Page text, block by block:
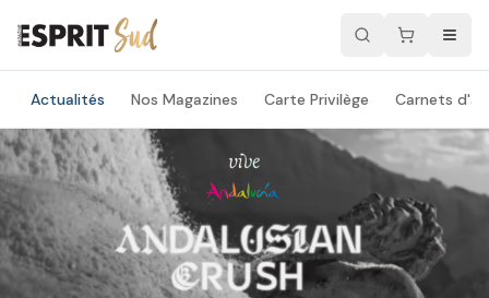
Actualités Nos Magazines Carte Privilège Carnets